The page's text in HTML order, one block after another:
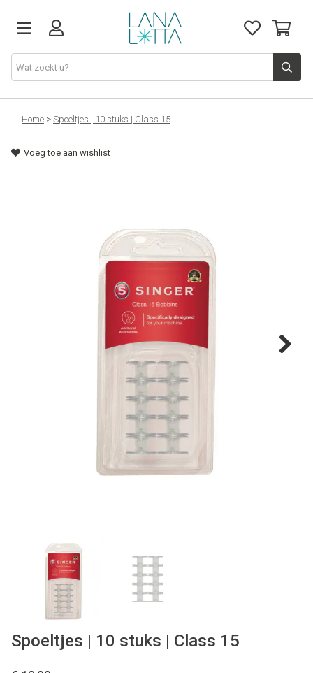
Stoffen
Fournituren
Home > Spoeltjes | 10 stuks | Class 15
Voeg toe aan wishlist
Spoeltjes | 10 stuks | Class 15